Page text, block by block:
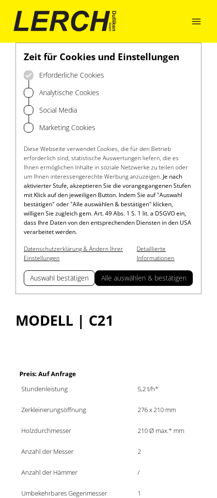

Zeit für Cookies und Einstellungen
Erforderliche Cookies
Analytische Cookies
Social Media
Marketing Cookies
Diese Webseite verwendet Cookies, die für den Betrieb
erforderlich sind, statistische Auswertungen liefern, die es
Ihnen ermöglichen Inhalte in soziale Netzwerke zu teilen oder
um Ihnen interessengerechte Werbung anzuzeigen. Je nach
aktivierter Stufe, akzeptieren Sie die vorangegangenen Stufen
mit Klick auf den jeweiligen Button. Indem Sie auf "Auswahl
bestätigen" oder "Alle auswählen & bestätigen" klicken,
willigen Sie zugleich gem. Art. 49 Abs. 1 S. 1 lit. a DSGVO ein,
dass Ihre Daten von den entsprechenden Diensten in den USA
verarbeitet werden.
Datenschutzerklärung & Ändern Ihrer
Einstellungen
Detaillierte
Informationen
Auswahl bestätigen Alle auswählen & bestätigen
MODELL | C21
Preis: Auf Anfrage
Stundenleistung
5,2 t/h*
Zerkleinerungsöffnung 276 x 210 mm
Holzdurchmesser 210 Ø max.* mm
Anzahl der Messer 2
Anzahl der Hämmer /
Umbekehrbares Gegenmesser 1